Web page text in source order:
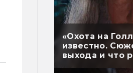
«Охота на
известно.
выхода и что